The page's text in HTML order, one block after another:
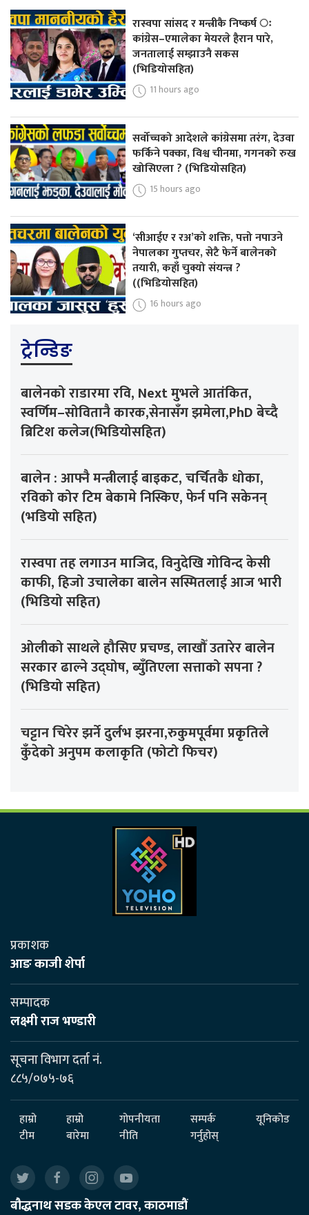
रास्वपा सांसद र मन्त्रीकै निष्कर्ष ः
कांग्रेस–एमालेका मेयरले हैरान पारे,
जनतालाई सम्झाउनै सकस
(भिडियोसहित)
11 hours ago
सर्वोच्चको आदेशले कांग्रेसमा तरंग, देउवा
फर्किने पक्का, विश्व चीनमा, गगनको रुख
खोसिएला ? (भिडियोसहित)
15 hours ago
‘सीआईए र रअ’को शक्ति, पत्तो नपाउने
नेपालका गुप्तचर, सेटै फेर्ने बालेनको
तयारी, कहाँ चुक्यो संयन्त्र ?
((भिडियोसहित)
16 hours ago
ट्रेन्डिङ
बालेनको राडारमा रवि, Next मुभले आतंकित,
स्वर्णिम–सोवितानै कारक,सेनासँग झमेला,PhD बेच्दै
ब्रिटिश कलेज(भिडियोसहित)
बालेन : आफ्नै मन्त्रीलाई बाइकट, चर्चितकै धोका,
रविको कोर टिम बेकामे निस्किए, फेर्न पनि सकेनन्
(भडियो सहित)
रास्वपा तह लगाउन माजिद, विनुदेखि गोविन्द केसी
काफी, हिजो उचालेका बालेन सस्मितलाई आज भारी
(भिडियो सहित)
ओलीको साथले हौसिए प्रचण्ड, लाखौँ उतारेर बालेन
सरकार ढाल्ने उद्घोष, ब्युँतिएला सत्ताको सपना ?
(भिडियो सहित)
चट्टान चिरेर झर्ने दुर्लभ झरना,रुकुमपूर्वमा प्रकृतिले
कुँदेको अनुपम कलाकृति (फोटो फिचर)
प्रकाशक
आङ काजी शेर्पा
सम्पादक
लक्ष्मी राज भण्डारी
सूचना विभाग दर्ता नं.
८८५/०७५-७६
हाम्रो
टीम
हाम्रो
बारेमा
गोपनीयता
नीति
सम्पर्क
गर्नुहोस्
यूनिकोड
बौद्धनाथ सडक केएल टावर, काठमाडौं